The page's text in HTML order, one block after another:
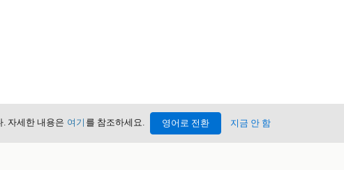
자세한 내용은 여기 를 참조하세요. 영어로 전환 지금 안 함